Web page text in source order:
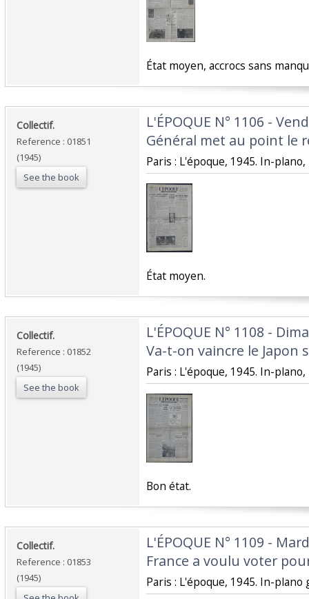
‎État moyen, accrocs sans
‎Collectif.‎
Reference : 01851
(1945)
See the book
‎L'ÉPOQUE N° 1106 -
Général met au point le
‎Paris : L'époque, 1945. In-plano,
‎État moyen.‎
‎Collectif.‎
Reference : 01852
(1945)
See the book
‎L'ÉPOQUE N° 1108 -
Va-t-on vaincre le Japon
‎Paris : L'époque, 1945. In-plano,
‎Bon état.‎
‎Collectif.‎
Reference : 01853
(1945)
‎L'ÉPOQUE N° 1109 -
France a voulu voter
‎Paris : L'époque, 1945. In-